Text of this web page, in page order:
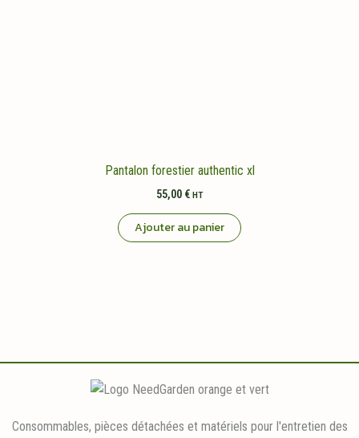
Pantalon forestier authentic xl
55,00 € HT
Ajouter au panier
Consommables, pièces détachées et matériels pour l'entretien des